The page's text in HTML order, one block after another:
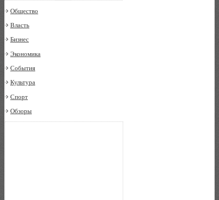
Общество
Власть
Бизнес
Экономика
События
Культура
Спорт
Обзоры